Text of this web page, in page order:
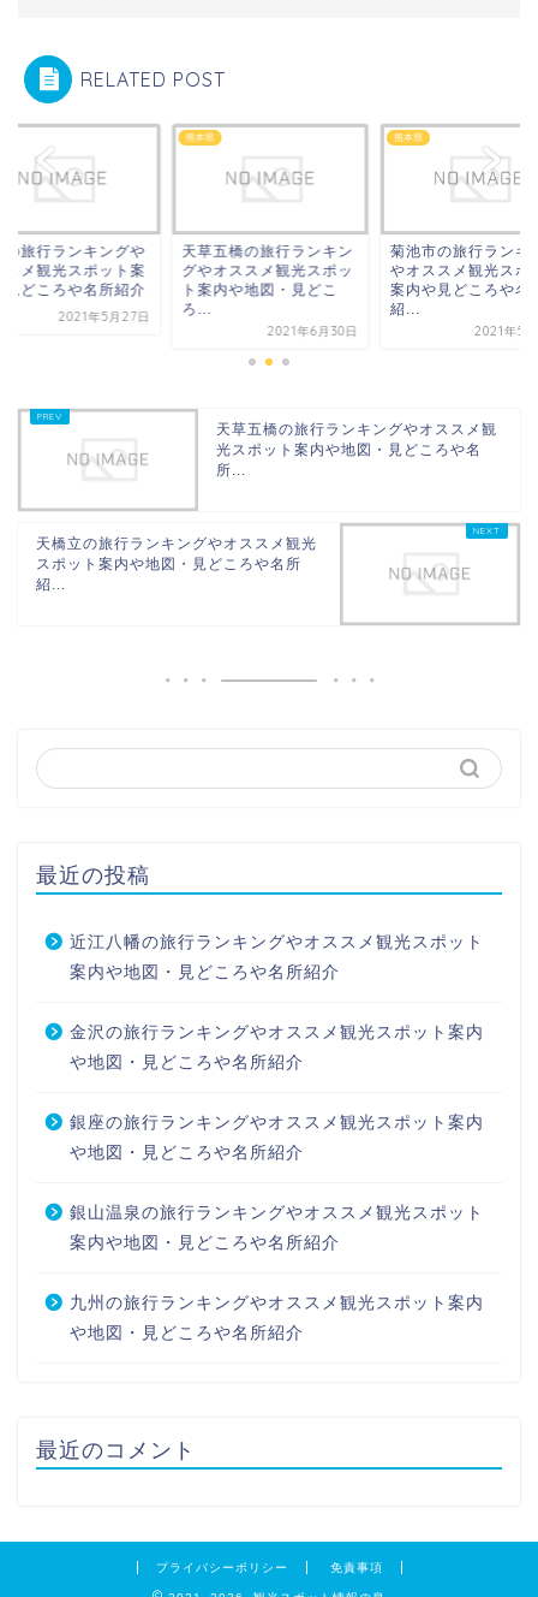
RELATED POST
の旅行ランキングや
スメ観光スポット案
見どころや名所紹介
2021年5月27日
熊本県
天草五橋の旅行ランキン
グやオススメ観光スポッ
ト案内や地図・見どこ
ろ...
2021年6月30日
熊本県
菊池市の旅行ランキ
やオススメ観光スポ
案内や見どころや名
紹...
2021年5
天草五橋の旅行ランキングやオススメ観
光スポット案内や地図・見どころや名
所...
天橋立の旅行ランキングやオススメ観光
スポット案内や地図・見どころや名所
紹...
最近の投稿
近江八幡の旅行ランキングやオススメ観光スポット
案内や地図・見どころや名所紹介
金沢の旅行ランキングやオススメ観光スポット案内
や地図・見どころや名所紹介
銀座の旅行ランキングやオススメ観光スポット案内
や地図・見どころや名所紹介
銀山温泉の旅行ランキングやオススメ観光スポット
案内や地図・見どころや名所紹介
九州の旅行ランキングやオススメ観光スポット案内
や地図・見どころや名所紹介
最近のコメント
プライバシーポリシー 免責事項